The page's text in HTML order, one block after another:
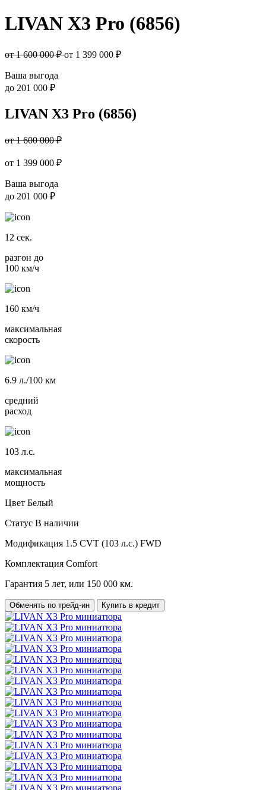
LIVAN X3 Pro (6856)
от 1 600 000 ₽от 1 399 000 ₽
Ваша выгода
до 201 000 ₽
LIVAN X3 Pro (6856)
от 1 600 000 ₽
от 1 399 000 ₽
Ваша выгода
до 201 000 ₽
12 сек.
разгон до
100 км/ч
160 км/ч
максимальная
скорость
6.9 л./100 км
средний
расход
103 л.с.
максимальная
мощность
Цвет Белый
Статус В наличии
Модификация 1.5 CVT (103 л.с.) FWD
Комплектация Comfort
Гарантия 5 лет, или 150 000 км.
Обменять по трейд-ин Купить в кредит